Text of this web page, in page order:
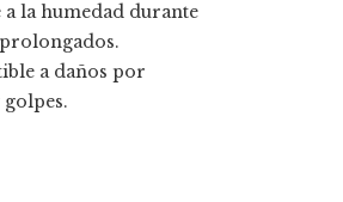
a la humedad durante
a daños por